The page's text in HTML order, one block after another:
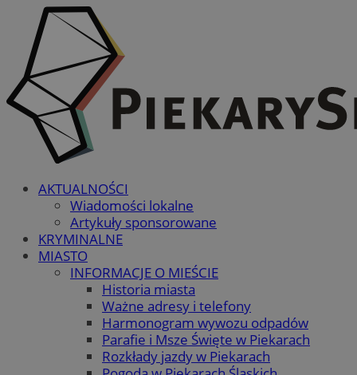
AKTUALNOŚCI
Wiadomości lokalne
Artykuły sponsorowane
KRYMINALNE
MIASTO
INFORMACJE O MIEŚCIE
Historia miasta
Ważne adresy i telefony
Harmonogram wywozu odpadów
Parafie i Msze Święte w Piekarach
Rozkłady jazdy w Piekarach